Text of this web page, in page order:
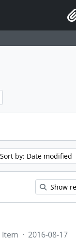
Sort by: Date modified
Show
Item · 2016-08-17